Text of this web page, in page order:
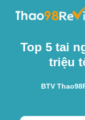
Top 5 tai
triệu
BTV